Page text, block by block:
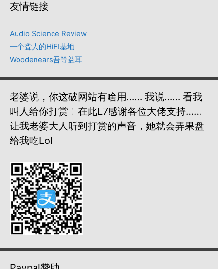
友情链接
Audio Science Review
一个聋人的HiFI基地
Woodenears吾等益耳
老婆说，你这破网站有啥用…… 我说…… 看我
叫人给你打赏！在此L7感谢各位大佬支持……
让我老婆大人听到打赏的声音，她就会弄果盘
给我吃lol